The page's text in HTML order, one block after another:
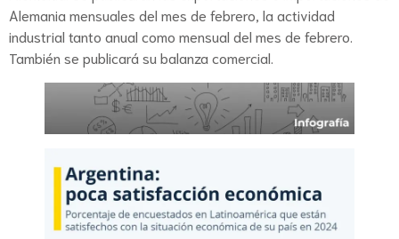
Alemania mensuales del mes de febrero, la actividad
industrial tanto anual como mensual del mes de febrero.
También se publicará su balanza comercial.